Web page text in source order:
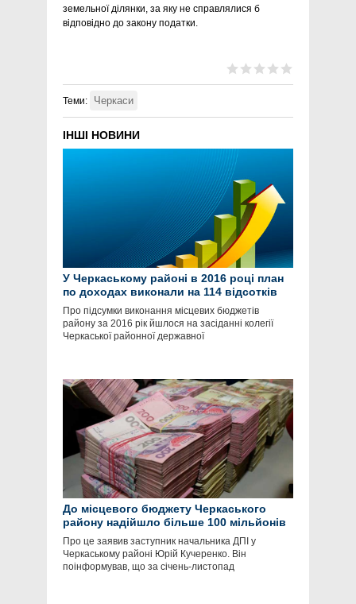
земельної ділянки, за яку не справлялися б
відповідно до закону податки.
Теми: Черкаси
ІНШІ НОВИНИ
У Черкаському районі в 2016 році план
по доходах виконали на 114 відсотків
Про підсумки виконання місцевих бюджетів
району за 2016 рік йшлося на засіданні колегії
Черкаської районної державної
До місцевого бюджету Черкаського
району надійшло більше 100 мільйонів
гривень
Про це заявив заступник начальника ДПІ у
Черкаському районі Юрій Кучеренко. Він
поінформував, що за січень-листопад